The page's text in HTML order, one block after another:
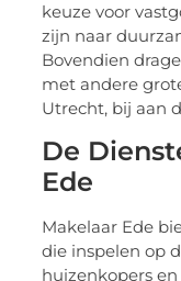
keuze voor
zijn naar
Bovendien
met andere
Utrecht, bij aan
De
Ede
Makelaar Ede
die inspelen op
huizenkopers